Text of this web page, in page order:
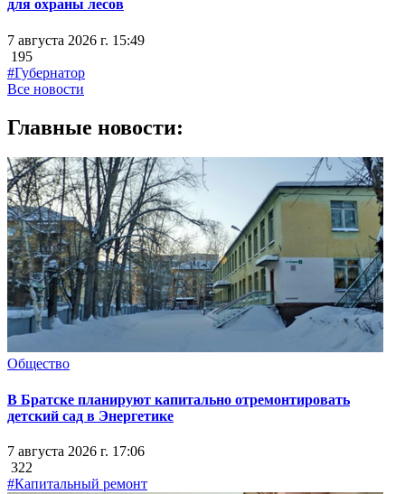
для охраны лесов
7 августа 2026 г. 15:49
195
#Губернатор
Все новости
Главные новости:
Общество
В Братске планируют капитально отремонтировать
детский сад в Энергетике
7 августа 2026 г. 17:06
322
#Капитальный ремонт